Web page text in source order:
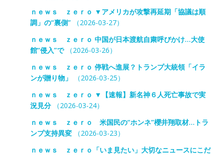
ｎｅｗｓ ｚｅｒｏ ▼アメリカが攻撃再延期「協議は順
調」の“裏側”（2026-03-27）
ｎｅｗｓ ｚｅｒｏ 中国が日本渡航自粛呼びかけ…大使
館“侵入”で（2026-03-26）
ｎｅｗｓ ｚｅｒｏ 停戦へ進展？トランプ大統領「イラ
ンが贈り物」
（2026-03-25）
ｎｅｗｓ ｚｅｒｏ ▼【速報】新名神６人死亡事故で実
況見分（2026-03-24）
ｎｅｗｓ ｚｅｒｏ 米国民の“ホンネ”櫻井翔取材…トラ
ンプ支持異変（2026-03-23）
ｎｅｗｓ ｚｅｒｏ「いま見たい」大切なニュースにこだ